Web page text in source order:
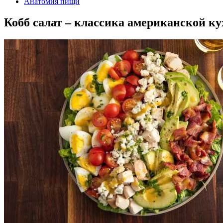
Кобб салат – классика американской